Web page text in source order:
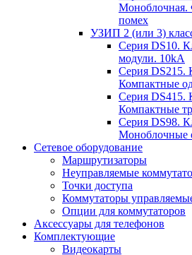
Моноблочная.
помех
УЗИП 2 (или 3)
Серия DS10.
модули. 10kA
Серия DS215.
Компактные
Серия DS415.
Компактные
Серия DS98.
Моноблочные
Сетевое оборудование
Маршрутизаторы
Неуправляемые
Точки доступа
Коммутаторы
Опции для коммутаторов
Аксессуары для телефонов
Комплектующие
Видеокарты